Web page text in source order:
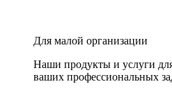
Для малой организации
Наши продукты и услуги
ваших профессиональных